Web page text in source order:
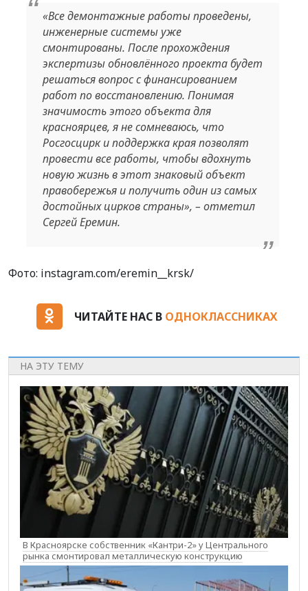
«Все демонтажные работы проведены,
инженерные системы уже
смонтированы. После прохождения
экспертизы обновлённого проекта будет
решаться вопрос с финансированием
работ по восстановлению. Понимая
значимость этого объекта для
красноярцев, я не сомневаюсь, что
Росгосцирк и поддержка края позволят
провести все работы, чтобы вдохнуть
новую жизнь в этот знаковый объект
правобережья и получить один из самых
достойных цирков страны», – отметил
Сергей Еремин.
Фото: instagram.com/eremin__krsk/
ЧИТАЙТЕ НАС В ОДНОКЛАССНИКАХ
НА ЭТУ ТЕМУ
В Красноярске собственник «Кантри-2» у Центрального
рынка смонтировал металлическую конструкцию